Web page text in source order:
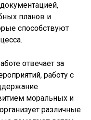
планов и
способствуют
отвечает за
работу с
моральных и
различные